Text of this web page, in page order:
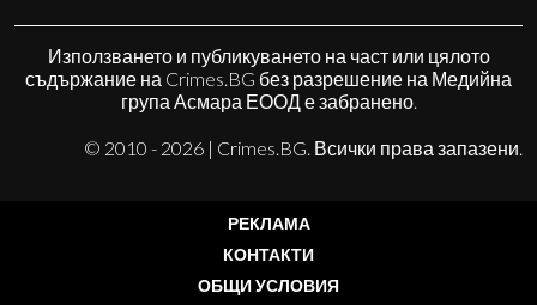
Използването и публикуването на част или цялото
съдържание на Crimes.BG без разрешение на Медийна
група Асмара ЕООД е забранено.
© 2010 - 2026 | Crimes.BG. Всички права запазени.
РЕКЛАМА
КОНТАКТИ
ОБЩИ УСЛОВИЯ